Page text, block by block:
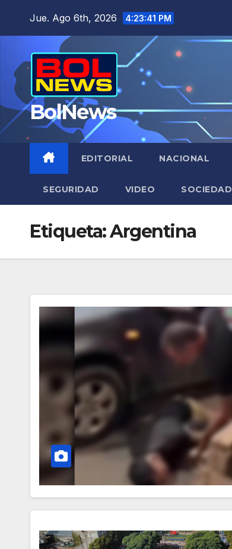
Jue. Ago 6th, 2026 4:23:42 PM
BolNews
EDITORIAL NACIONAL
SEGURIDAD VIDEO SOCIEDAD
Etiqueta:Argentina